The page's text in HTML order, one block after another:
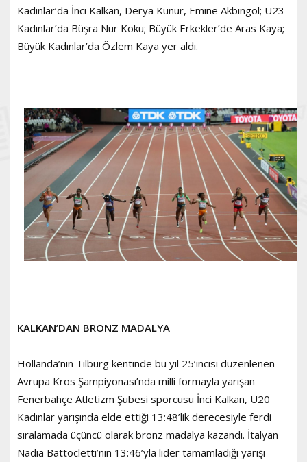
Kadınlar’da İnci Kalkan, Derya Kunur, Emine Akbingöl; U23
Kadınlar’da Büşra Nur Koku; Büyük Erkekler’de Aras Kaya;
Büyük Kadınlar’da Özlem Kaya yer aldı.
KALKAN’DAN BRONZ MADALYA
Hollanda’nın Tilburg kentinde bu yıl 25’incisi düzenlenen
Avrupa Kros Şampiyonası’nda milli formayla yarışan
Fenerbahçe Atletizm Şubesi sporcusu İnci Kalkan, U20
Kadınlar yarışında elde ettiği 13:48’lik derecesiyle ferdi
sıralamada üçüncü olarak bronz madalya kazandı. İtalyan
Nadia Battocletti’nin 13:46’yla lider tamamladığı yarışı